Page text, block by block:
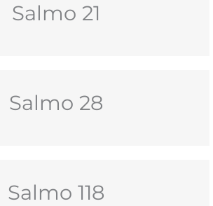
Salmo 21
Salmo 28
Salmo 118